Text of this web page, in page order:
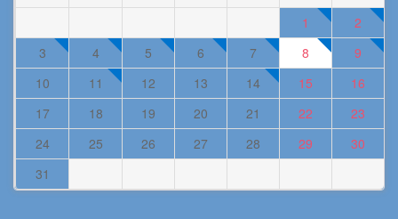
1
2
3
4 5 6 7 8
9
10
11 12 13 14 15
16
17
18 19 20 21 22
23
24
25 26 27 28 29
30
31